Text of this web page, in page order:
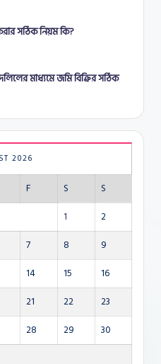
সঠিক নিয়ম কি?
মাধ্যমে জমি বিক্রির সঠিক
2026
F S
S
1
2
7 8
9
14 15
16
21 22
23
28 29
30